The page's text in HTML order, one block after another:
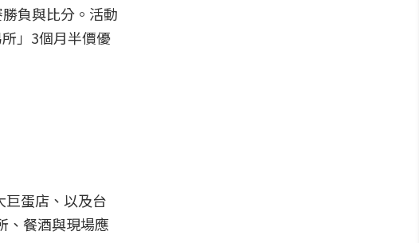
負與比分。活動
」3個月半價優
巨蛋店、以及台
、餐酒與現場應